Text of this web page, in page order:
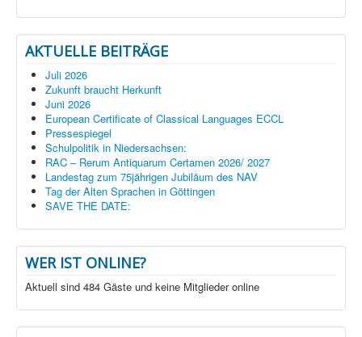
AKTUELLE BEITRÄGE
Juli 2026
Zukunft braucht Herkunft
Juni 2026
European Certificate of Classical Languages ECCL
Pressespiegel
Schulpolitik in Niedersachsen:
RAC – Rerum Antiquarum Certamen 2026/ 2027
Landestag zum 75jährigen Jubiläum des NAV
Tag der Alten Sprachen in Göttingen
SAVE THE DATE:
WER IST ONLINE?
Aktuell sind 484 Gäste und keine Mitglieder online